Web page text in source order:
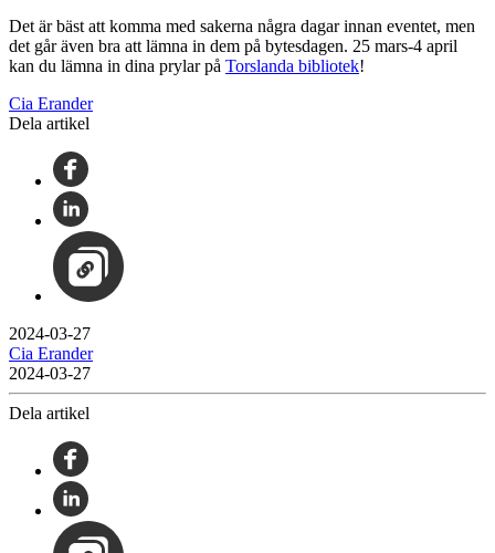
Det är bäst att komma med sakerna några dagar innan eventet, men
det går även bra att lämna in dem på bytesdagen. 25 mars-4 april
kan du lämna in dina prylar på Torslanda bibliotek!
Cia Erander
Dela artikel
2024-03-27
Cia Erander
2024-03-27
Dela artikel